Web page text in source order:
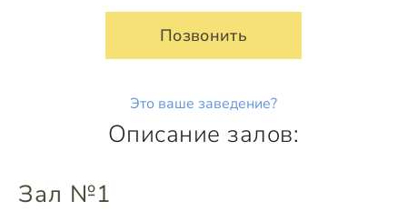
Позвонить
Это ваше заведение?
Описание залов:
Зал №1